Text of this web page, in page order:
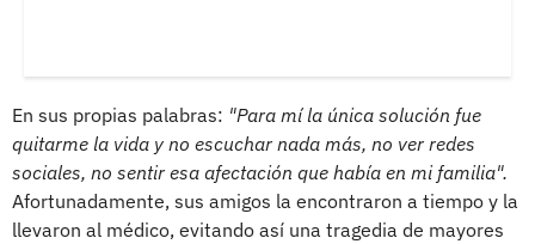
En sus propias palabras: "Para mí la única solución fue
quitarme la vida y no escuchar nada más, no ver redes
sociales, no sentir esa afectación que había en mi familia".
Afortunadamente, sus amigos la encontraron a tiempo y la
llevaron al médico, evitando así una tragedia de mayores